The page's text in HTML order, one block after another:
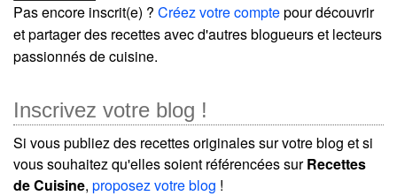
Pas encore inscrit(e) ? Créez votre comptepour découvrir
et partager des recettes avec d'autres blogueurs et lecteurs
passionnés de cuisine.
Inscrivez votre blog !
Si vous publiez des recettes originales sur votre blog et si
vous souhaitez qu'elles soient référencées surRecettes
de Cuisine, proposez votre blog !